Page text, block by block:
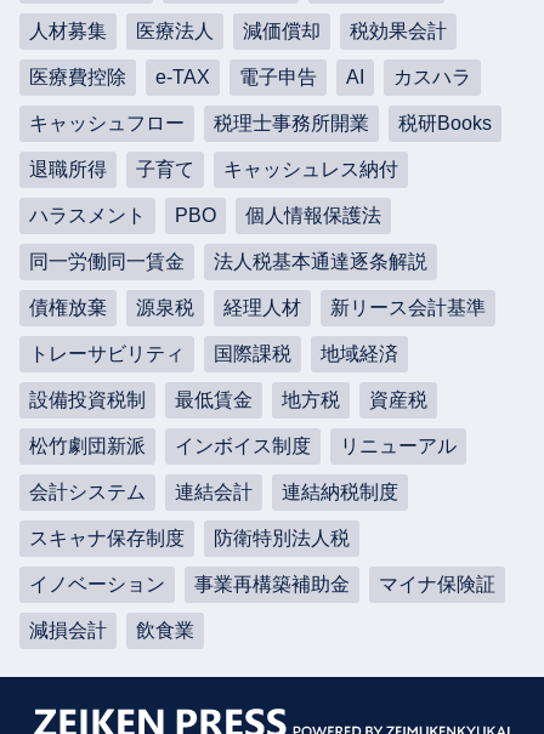
人材募集 医療法人 減価償却 税効果会計
医療費控除 e-TAX 電子申告 AI カスハラ
キャッシュフロー 税理士事務所開業 税研Books
退職所得 子育て キャッシュレス納付
ハラスメント PBO 個人情報保護法
同一労働同一賃金 法人税基本通達逐条解説
債権放棄 源泉税 経理人材 新リース会計基準
トレーサビリティ 国際課税 地域経済
設備投資税制 最低賃金 地方税 資産税
松竹劇団新派 インボイス制度 リニューアル
会計システム 連結会計 連結納税制度
スキャナ保存制度 防衛特別法人税
イノベーション 事業再構築補助金 マイナ保険証
減損会計 飲食業